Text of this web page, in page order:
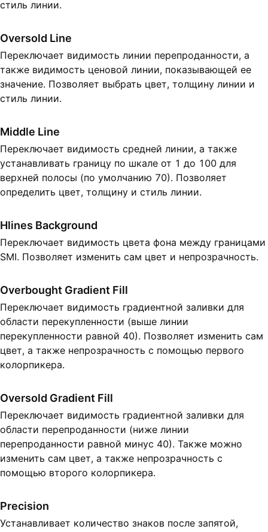
стиль линии.
Oversold Line
Переключает видимость линии перепроданности, а
также видимость ценовой линии, показывающей ее
значение. Позволяет выбрать цвет, толщину линии и
стиль линии.
Middle Line
Переключает видимость средней линии, а также
устанавливать границу по шкале от 1 до 100 для
верхней полосы (по умолчанию 70). Позволяет
определить цвет, толщину и стиль линии.
Hlines Background
Переключает видимость цвета фона между границами
SMI. Позволяет изменить сам цвет и непрозрачность.
Overbought Gradient Fill
Переключает видимость градиентной заливки для
области перекупленности (выше линии
перекупленности равной 40). Позволяет изменить сам
цвет, а также непрозрачность с помощью первого
колорпикера.
Oversold Gradient Fill
Переключает видимость градиентной заливки для
области перепроданности (ниже линии
перепроданности равной минус 40). Также можно
изменить сам цвет, а также непрозрачность с
помощью второго колорпикера.
Precision
Устанавливает количество знаков после запятой,